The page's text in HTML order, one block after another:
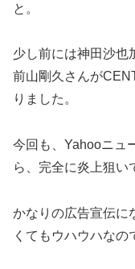
と。
少し前には神田沙也
前山剛久さんが
りました。
今回も、Yahooニュ
ら、完全に炎上狙い
かなりの広告宣伝に
くてもウハウハなの